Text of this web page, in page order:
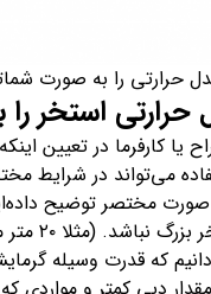
حرارتی را به صورت
استخر
یا کارفرما در تعیین
می‌تواند در شرایط
صورت مختصر توضیح
و ما نیاز داریم تا این استخر را با یک
که قدرت وسیله